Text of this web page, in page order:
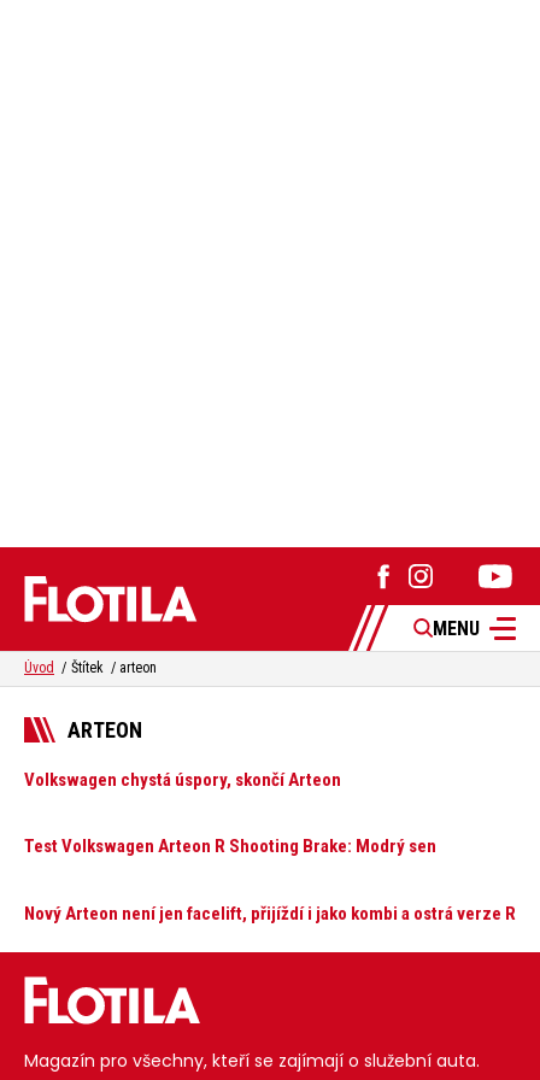
MENU
Úvod Štítek arteon
ARTEON
Volkswagen chystá úspory, skončí Arteon
Test Volkswagen Arteon R Shooting Brake: Modrý sen
Nový Arteon není jen facelift, přijíždí i jako kombi a ostrá verze R
Magazín pro všechny, kteří se zajímají o služební auta.